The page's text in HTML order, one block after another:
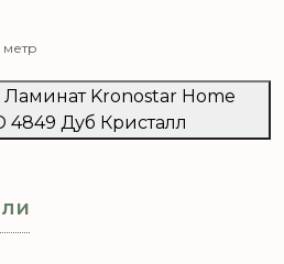
метр
Ламинат Kronostar Home
4849 Дуб Кристалл